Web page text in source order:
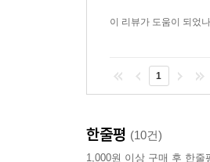
이 리뷰가 도움이 되었
1
한줄평 (10건)
1,000원 이상 구매 후 한줄